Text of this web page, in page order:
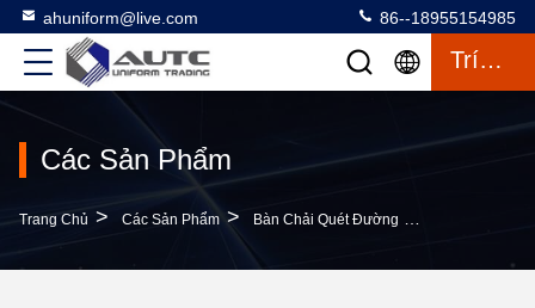
ahuniform@live.com 86--18955154985
Trích Dẫn
Các Sản Phẩm
Trang Chủ > Các Sản Phẩm > Bàn Chải Quét Đường >